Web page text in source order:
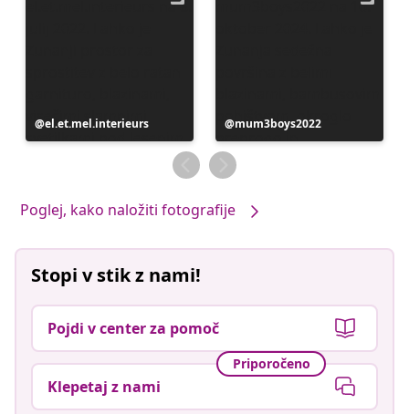
Objavo
je
el.et.mel.interieurs
Objavo
je
objavil
mum3boys2022
Poglej, kako naložiti fotografije
Stopi v stik z nami!
Pojdi v center za pomoč
Priporočeno
Klepetaj z nami